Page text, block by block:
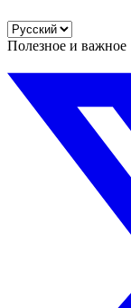
Полезное и важное